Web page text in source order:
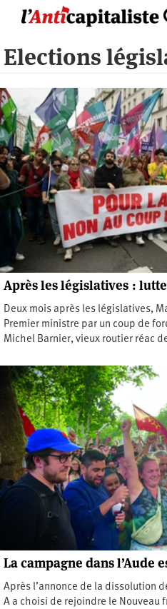
principal
Elections
Après les législatives :
Deux mois après les législatives,
Premier ministre par un coup de
Michel Barnier, vieux routier réac
La campagne dans l’Aude
Après l’annonce de la dissolution
A a choisi de rejoindre le Nouveau